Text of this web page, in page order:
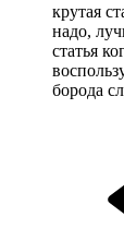
крутая
надо,
статья
борода